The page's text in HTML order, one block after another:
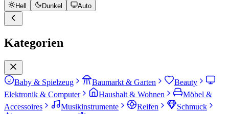
Hell Dunkel Auto
Kategorien
Baby & Spielzeug Baumarkt & Garten
Beauty
Elektronik & Computer
Haushalt & Wohnen
Möbel &
Accessoires
Musikinstrumente Reifen
Schmuck